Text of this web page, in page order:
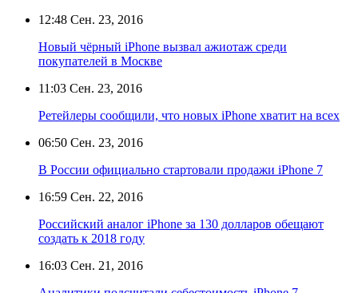
12:48 Сен. 23, 2016
Новый чёрный iPhone вызвал ажиотаж среди
покупателей в Москве
11:03 Сен. 23, 2016
Ретейлеры сообщили, что новых iPhone хватит на всех
06:50 Сен. 23, 2016
В России официально стартовали продажи iPhone 7
16:59 Сен. 22, 2016
Российский аналог iPhone за 130 долларов обещают
создать к 2018 году
16:03 Сен. 21, 2016